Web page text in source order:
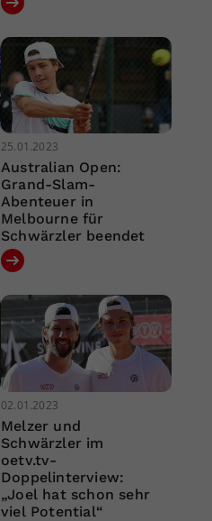
25.01.2023
Australian Open:
Grand-Slam-
Abenteuer in
Melbourne für
Schwärzler beendet
02.01.2023
Melzer und
Schwärzler im
oetv.tv-
Doppelinterview:
„Joel hat schon sehr
viel Potential“